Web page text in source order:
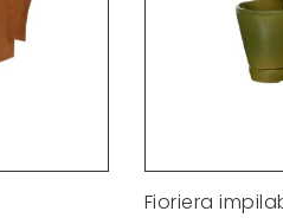
Fioriera